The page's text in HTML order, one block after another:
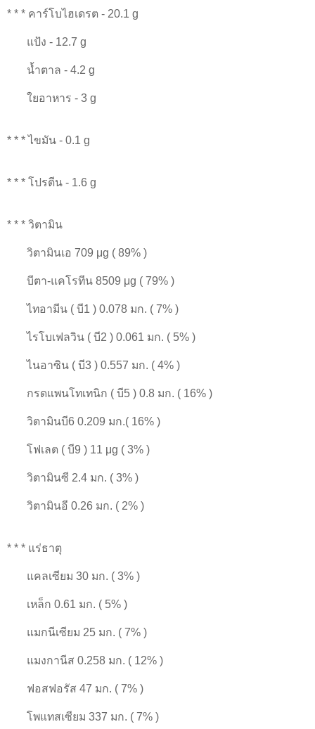
* * * คาร์โบไฮเดรต - 20.1 g
แป้ง - 12.7 g
น้ำตาล - 4.2 g
ใยอาหาร - 3 g
* * * ไขมัน - 0.1 g
* * * โปรตีน - 1.6 g
* * * วิตามิน
วิตามินเอ 709 μg ( 89% )
บีตา-แคโรทีน 8509 μg ( 79% )
ไทอามีน ( บี1 ) 0.078 มก. ( 7% )
ไรโบเฟลวิน ( บี2 ) 0.061 มก. ( 5% )
ไนอาซิน ( บี3 ) 0.557 มก. ( 4% )
กรดแพนโทเทนิก ( บี5 ) 0.8 มก. ( 16% )
วิตามินบี6 0.209 มก.( 16% )
โฟเลต ( บี9 ) 11 μg ( 3% )
วิตามินซี 2.4 มก. ( 3% )
วิตามินอี 0.26 มก. ( 2% )
* * * แร่ธาตุ
แคลเซียม 30 มก. ( 3% )
เหล็ก 0.61 มก. ( 5% )
แมกนีเซียม 25 มก. ( 7% )
แมงกานีส 0.258 มก. ( 12% )
ฟอสฟอรัส 47 มก. ( 7% )
โพแทสเซียม 337 มก. ( 7% )